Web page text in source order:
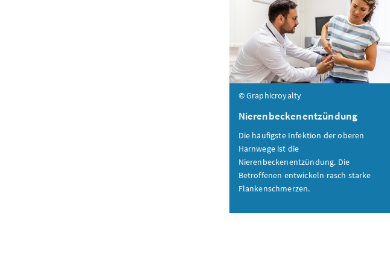
© Graphicroyalty
Nierenbeckenentzündung
Die häufigste Infektion der oberen
Harnwege ist die
Nierenbeckenentzündung. Die
Betroffenen entwickeln rasch starke
Flankenschmerzen.